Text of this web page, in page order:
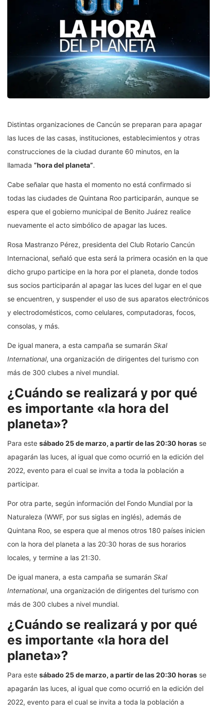
Distintas organizaciones de Cancún se preparan para apagar
las luces de las casas, instituciones, establecimientos y otras
construcciones de la ciudad durante 60 minutos, en la
llamada “hora del planeta”.
Cabe señalar que hasta el momento no está confirmado si
todas las ciudades de Quintana Roo participarán, aunque se
espera que el gobierno municipal de Benito Juárez realice
nuevamente el acto simbólico de apagar las luces.
Rosa Mastranzo Pérez, presidenta del Club Rotario Cancún
Internacional, señaló que esta será la primera ocasión en la que
dicho grupo participe en la hora por el planeta, donde todos
sus socios participarán al apagar las luces del lugar en el que
se encuentren, y suspender el uso de sus aparatos electrónicos
y electrodomésticos, como celulares, computadoras, focos,
consolas, y más.
De igual manera, a esta campaña se sumarán Skal
International, una organización de dirigentes del turismo con
más de 300 clubes a nivel mundial.
¿Cuándo se realizará y por qué
es importante «la hora del
planeta»?
Para este sábado 25 de marzo, a partir de las 20:30 horas se
apagarán las luces, al igual que como ocurrió en la edición del
2022, evento para el cual se invita a toda la población a
participar.
Por otra parte, según información del Fondo Mundial por la
Naturaleza (WWF, por sus siglas en inglés), además de
Quintana Roo, se espera que al menos otros 180 países inicien
con la hora del planeta a las 20:30 horas de sus horarios
locales, y termine a las 21:30.
De igual manera, a esta campaña se sumarán Skal
International, una organización de dirigentes del turismo con
más de 300 clubes a nivel mundial.
¿Cuándo se realizará y por qué
es importante «la hora del
planeta»?
Para este sábado 25 de marzo, a partir de las 20:30 horas se
apagarán las luces, al igual que como ocurrió en la edición del
2022, evento para el cual se invita a toda la población a